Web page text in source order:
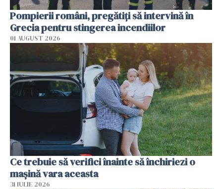
Pompierii români, pregătiţi să intervină în
Grecia pentru stingerea incendiilor
01 AUGUST 2026
Ce trebuie să verifici înainte să închiriezi o
mașină vara aceasta
31 IULIE 2026